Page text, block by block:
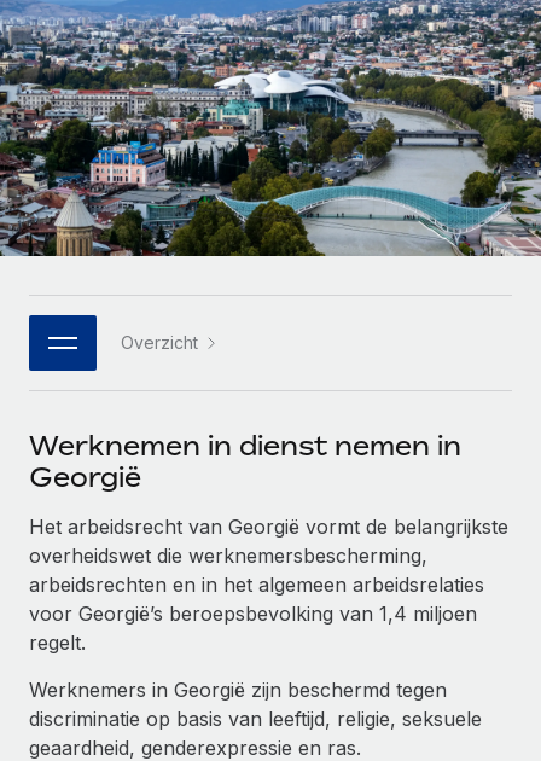
Zzp'ers internationaal onboarden en beheren
PEO
Ingewikkelde HR-taken eenvoudig uitbesteden
INFRASTRUCTUUR
Remote Embedded
HR naadloos in workflows integreren
Ingebouwde essentiële HR-functies voor je team
AI-tools koppelen aan Remote met onze MCP
Integraties
Processen stroomlijnen met essentiële zakelijke tools
DIENSTEN
Vraag een expert
Krijg hulp van global HR- en juridische experts
Achtergrondonderzoek
Vereenvoudig het screeningsproces van
GROEIFASE
Start-ups
Flexibele global HR en payroll solutions voor groeiende
bedrijven
Mid-market
Teams uitbreiden met HR solutions op maat
Enterprise
Global HR voor grote bedrijven
Strategische technologiepartners
Integreer global HR flexibel in je platform
Een partner worden
Ontdek hoe je met ons kunt samenwerken
Remote Build
Binnenkort beschikbaar
Integraties en advies over AI-automatiseringen
CASESTUDY'S
Betalingscalculator voor zzp'ers
Ontdek valuta-opties en betaalsnelheden voor
internationale zzp'ers
LEREN MET REMOTE
Onderzoek en gidsen
Casestudy's
HR-woordenlijst
Checklists en templates
Bibliotheek met functiebeschrijvingen
Webinars
Evenementen
Newsroom
Inzicht in salaris en talent
Inzichtencentrum
Support
Alle bronnen bekijken
Nederlands
Français
Deutsch
Español
Português (Portugal)
日本語
한국어
Inloggen
Overzicht
Werknemen in dienst nemen in
Georgië
Het arbeidsrecht van Georgië vormt de belangrijkste
overheidswet die werknemersbescherming,
arbeidsrechten en in het algemeen arbeidsrelaties
voor Georgië’s beroepsbevolking van 1,4 miljoen
regelt.
Werknemers in Georgië zijn beschermd tegen
discriminatie op basis van leeftijd, religie, seksuele
geaardheid, genderexpressie en ras.